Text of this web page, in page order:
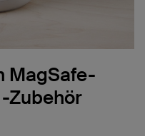
MagSafe-
Zubehör